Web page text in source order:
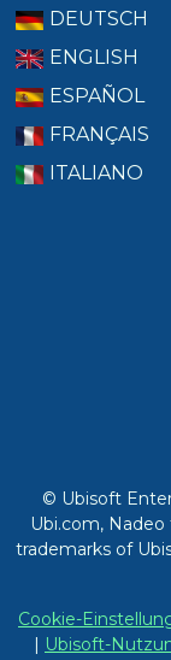
DEUTSCH
ENGLISH
ESPAÑOL
FRANÇAIS
ITALIANO
© Ubisoft
Ubi.com,
trademarks of
Cookie-
| Ubisoft-